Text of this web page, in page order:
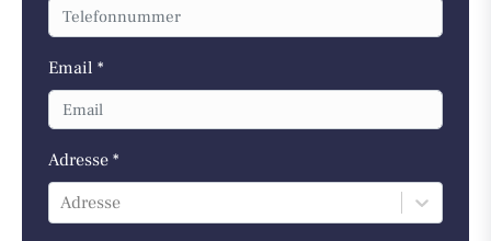
Email *
Adresse *
Adresse